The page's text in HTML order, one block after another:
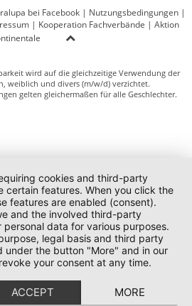
bei Facebook | Nutzungsbedingungen |
| Kooperation Fachverbände | Aktion
wird auf die gleichzeitige Verwendung der
weiblich und divers (m/w/d) verzichtet.
gelten gleichermaßen für alle Geschlechter.
cookies and third-party
certain features. When you click the
features are enabled (consent).
and the involved third-party
data for various purposes.
legal basis and third party
under the button "More" and in our
your consent at any time.
ACCEPT MORE